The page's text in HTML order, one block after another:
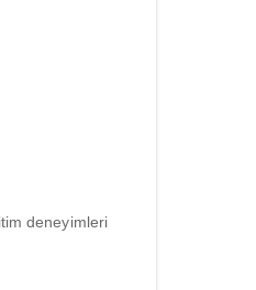
deneyimleri